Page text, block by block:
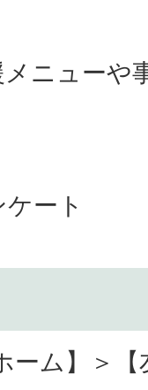
ニューや
ート
ーム】＞